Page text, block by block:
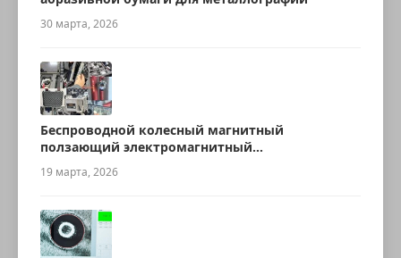
30 марта, 2026
Беспроводной колесный магнитный
ползающий электромагнитный
ультразвуковой робот для измерения
толщины
19 марта, 2026